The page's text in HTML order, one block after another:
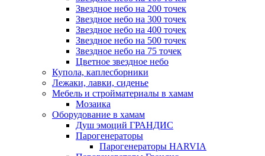
Звездное небо на 200 точек
Звездное небо на 300 точек
Звездное небо на 400 точек
Звездное небо на 500 точек
Звездное небо на 75 точек
Цветное звездное небо
Купола, каплесборники
Лежаки, лавки, сиденье
Мебель и стройматериалы в хамам
Мозаика
Оборудование в хамам
Душ эмоций ГРАНДИС
Парогенераторы
Парогенераторы HARVIA